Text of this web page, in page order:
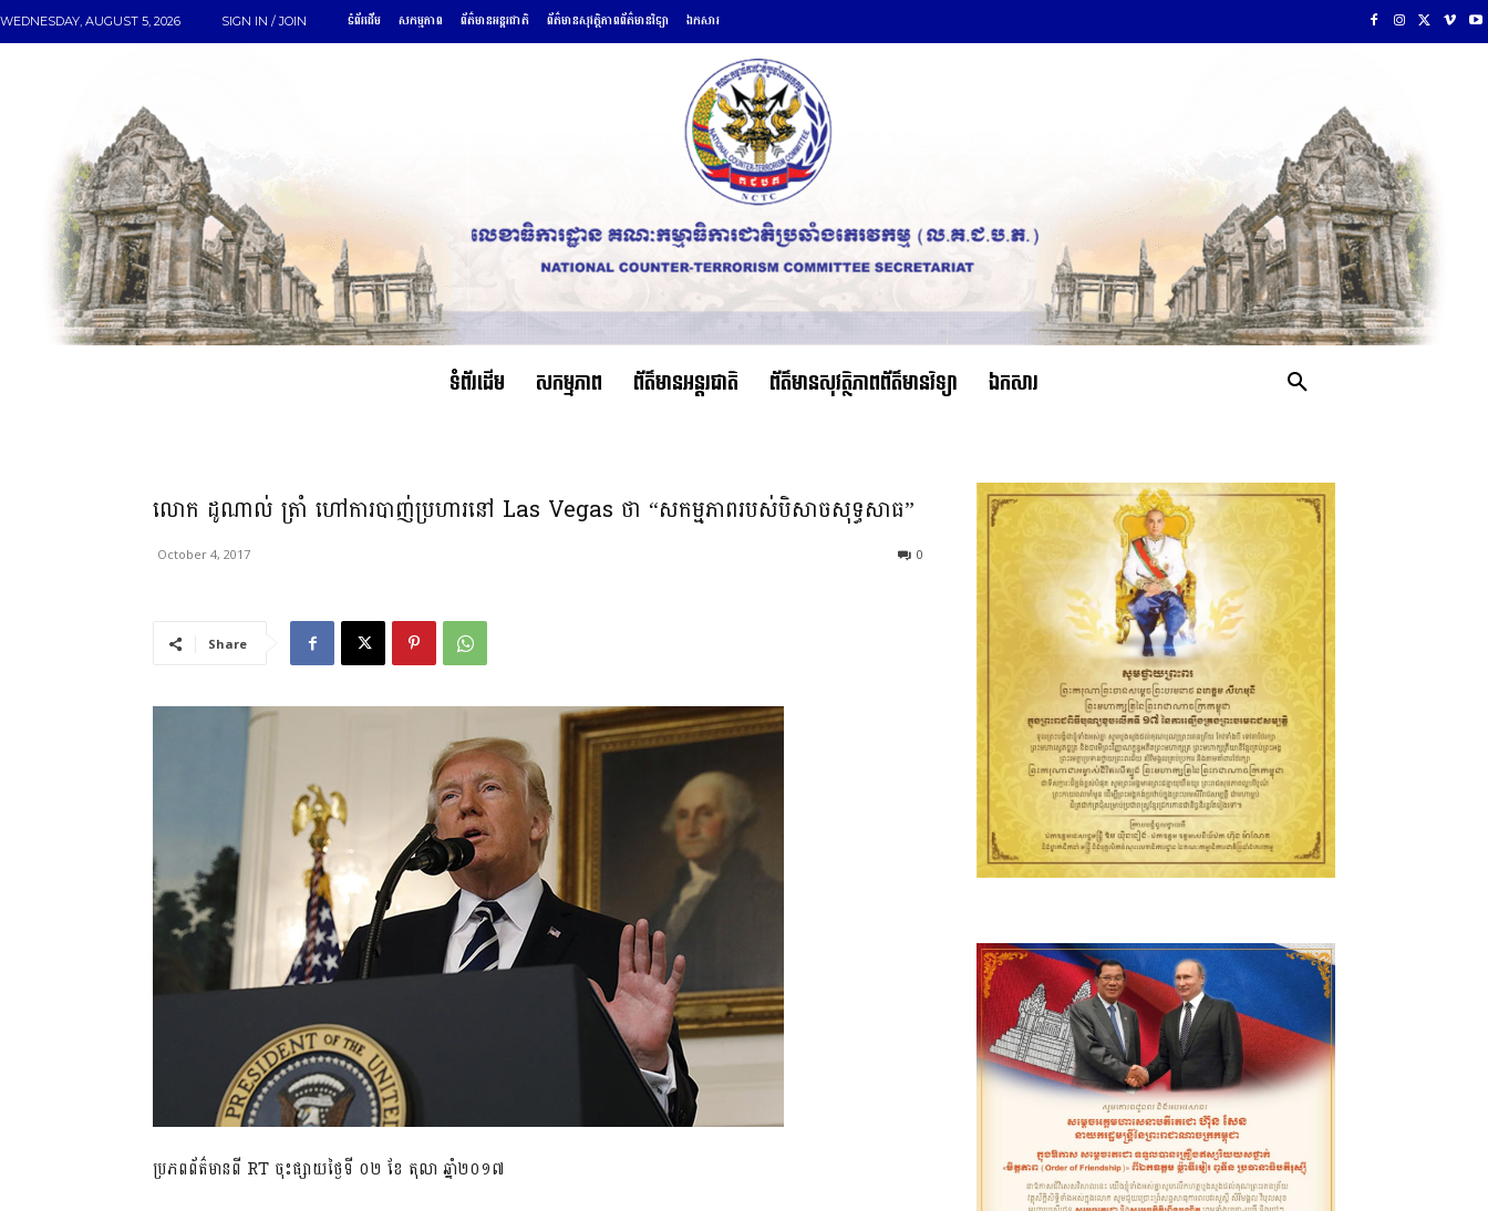
WEDNESDAY, AUGUST 5, 2026 SIGN IN / JOIN ទំព័រដើម សកម្មភាព ព័ត៌មានអន្តរជាតិ ព័ត៌មានសុវត្ថិភាពព័ត៌មានវិទ្យា ឯកសារ
ទំព័រដើម សកម្មភាព ព័ត៌មានអន្តរជាតិ ព័ត៌មានសុវត្ថិភាពព័ត៌មានវិទ្យា ឯកសារ
លោក ដូណាល់ ត្រាំ ហៅការបាញ់ប្រហារនៅ Las Vegas ថា “សកម្មភាពរបស់បិសាចសុទ្ធសាធ”
October 4, 2017 0
Share
ប្រភពព័ត៌មានពី RT ចុះផ្សាយថ្ងៃទី ០២ ខែ តុលា ឆ្នាំ២០១៧